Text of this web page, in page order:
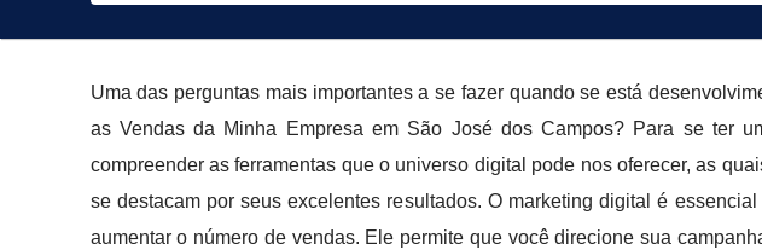
Uma das perguntas mais importantes a se fazer quando se está
as Vendas da Minha Empresa em São José dos Campos? Para se ter
compreender as ferramentas que o universo digital pode nos oferecer, as
se destacam por seus excelentes resultados. O marketing digital é
aumentar o número de vendas. Ele permite que você direcione sua